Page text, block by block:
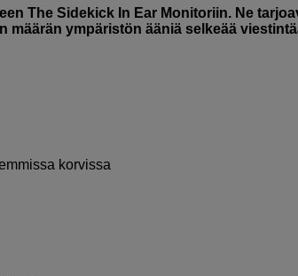
The Sidekick In Ear Monitoriin. Ne
ympäristön ääniä selkeää
korvissa